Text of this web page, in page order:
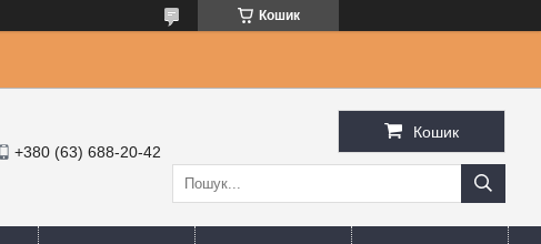
Кошик
+380 (63) 688-20-42
Кошик